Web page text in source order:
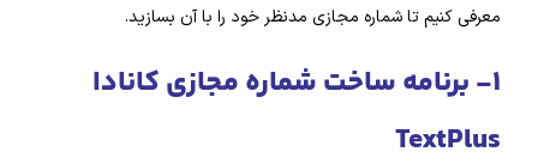
معرفی کنیم تا شماره مجازی مدنظر خود را با آن بسازید.
۱- برنامه ساخت شماره مجازی کانادا
TextPlus